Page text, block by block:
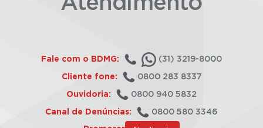
Fale com o BDMG: (31) 3219-8000
Cliente fone: 0800 283 8337
Ouvidoria: 0800 940 5832
Canal de Denúncias: 0800 580 3346